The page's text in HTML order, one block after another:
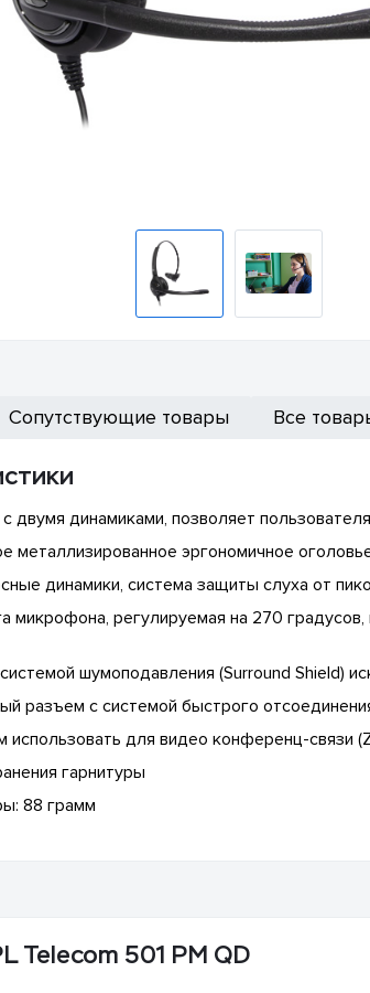
Сопутствующие товары Все
двумя динамиками, позволяет
металлизированное эргономичное
динамики, система защиты слуха от
микрофона, регулируемая на 270
шумоподавления (Surround Shield)
разъем с системой быстрого
для видео конференц-связи
гарнитуры
88 грамм
Telecom 501 PM QD